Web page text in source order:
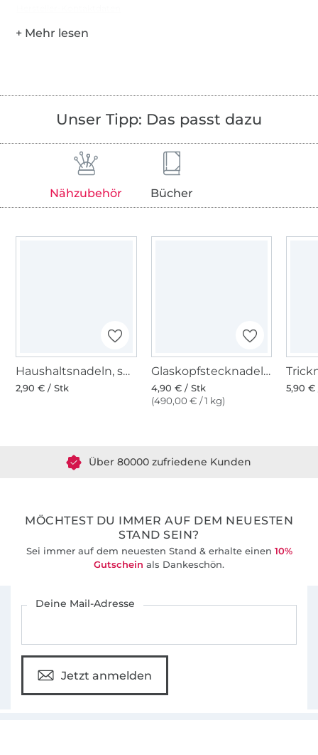
Unser Tipp: Das passt dazu
Nähzubehör Bücher
Haushaltsnadeln, sortiert, 12 Stk
2,90 € / Stk
Glaskopfstecknadeln bunt
4,90 € / Stk
(490,00 € / 1 kg)
5,90 €
MÖCHTEST DU IMMER AUF DEM NEUESTEN
STAND SEIN?
Sei immer auf dem neuesten Stand & erhalte einen 10%
Gutschein als Dankeschön.
Deine Mail-Adresse
Jetzt anmelden